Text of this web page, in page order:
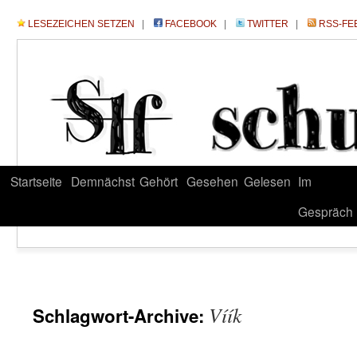
LESEZEICHEN SETZEN FACEBOOK TWITTER RSS-
Startseite Demnächst Gehört Gesehen Gelesen Im
Gespräch
Schlagwort-Archive: Víík